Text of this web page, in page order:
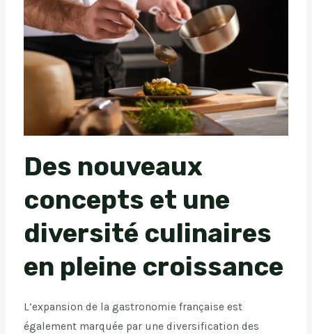
Des nouveaux
concepts et une
diversité culinaires
en pleine croissance
L’expansion de la gastronomie française est
également marquée par une diversification des